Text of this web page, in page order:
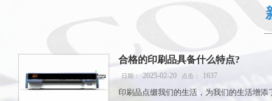
合格的印刷品具备什么特点?
日期： 2025-02-20 点击： 1637
印刷品点缀我们的生活，为我们的生活增添